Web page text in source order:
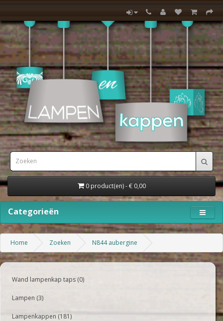
0 product(en) - € 0,00
Categorieën
Home Zoeken N844 aubergine
Wand lampenkap taps (0)
Lampen (3)
Lampenkappen (181)